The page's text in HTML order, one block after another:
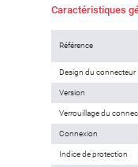
Caractéristiques
Référence
Design du connecteur
Version
Verrouillage du
Connexion
Indice de protection